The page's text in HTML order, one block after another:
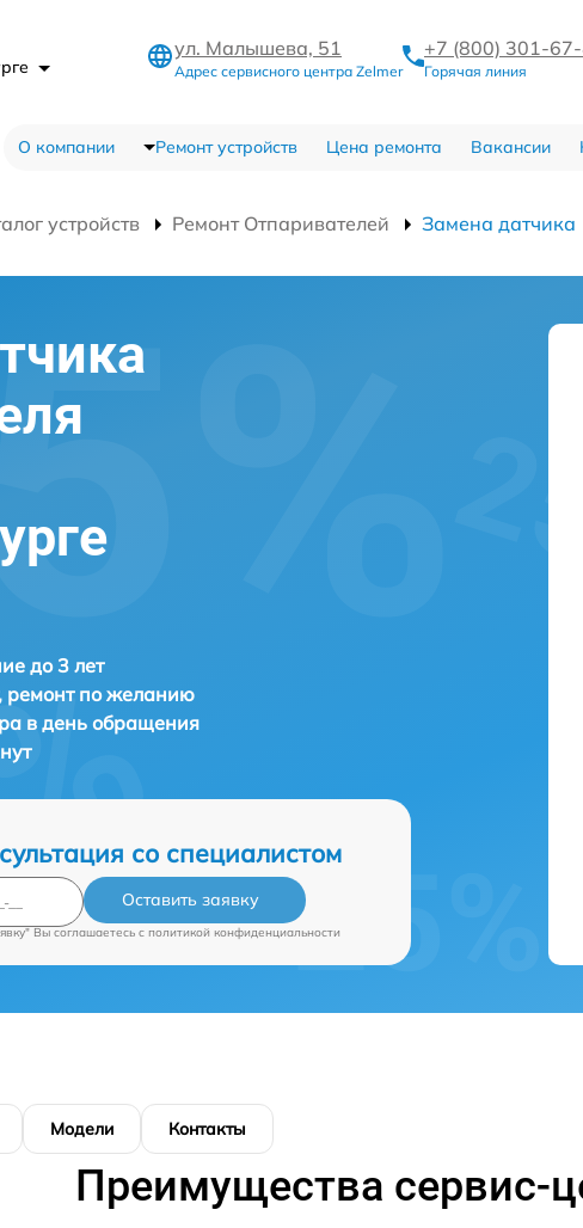
ул. Малышева, 51
Адрес сервисного центра Zelmer
+7 (800) 301-
Горячая линия
О компании Ремонт устройств Цена ремонта Вакансии
устройств Ремонт Отпаривателей Замена датчика
до 3 лет
ремонт по желанию
в день обращения
со специалистом
Оставить заявку
Вы соглашаетесь c политикой конфиденциальности
Модели Контакты
Преимущества сервис-